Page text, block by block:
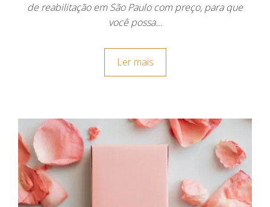
de reabilitação em São Paulo com preço, para que
você possa…
Ler mais